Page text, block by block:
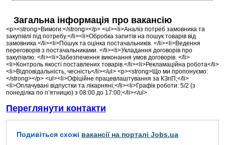
Загальна інформація про вакансію
<p><strong>Вимоги:</strong></p> <ul><li>Аналіз потреб замовника та
закупівлі під потребу.</li><li>Обробка запитів на пошук товарів від
замовника.</li><li>Пошук та оцінка постачальників. </li><li>Ведення
переговорів з постачальниками. </li><li>Укладання договорів про
закупівлю. </li><li>Забезпечення виконання умов договорів. </li>
<li>Контроль якості поставлених товарів.</li><li>Рекламаційна робота</li>
<li>Відповідальність, чесність</li></ul> <p><strong>Що ми пропонуємо:
</strong></p> <ul><li>Офіційне працевлаштування за КЗпП;</li>
<li>Оплачувані відпустки та лікарняні;</li><li>Графік роботи: 5/2 (з
понеділка по п’ятницю) з 08:00 до 17:00;</li></ul>
Переглянути контакти
Подивіться схожі вакансії на порталі Jobs.ua